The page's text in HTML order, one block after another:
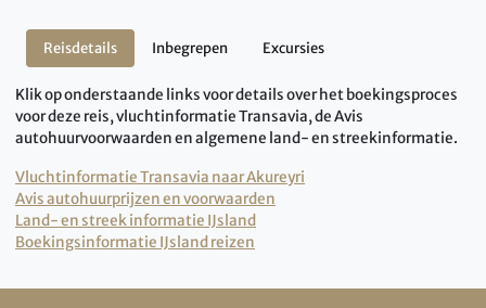
Reisdetails Inbegrepen Excursies
Klik op onderstaande links voor details over het boekingsproces
voor deze reis, vluchtinformatie Transavia, de Avis
autohuurvoorwaarden en algemene land- en streekinformatie.
Vluchtinformatie Transavia naar Akureyri
Avis autohuurprijzen en voorwaarden
Land- en streek informatie IJsland
Boekingsinformatie IJsland reizen